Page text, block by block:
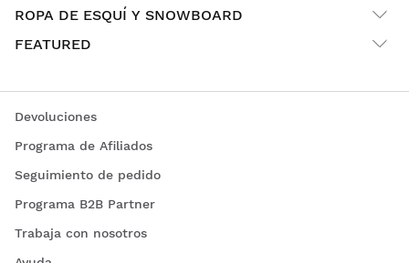
ROPA DE ESQUÍ Y SNOWBOARD
FEATURED
Devoluciones
Programa de Afiliados
Seguimiento de pedido
Programa B2B Partner
Trabaja con nosotros